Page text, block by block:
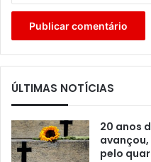
ÚLTIMAS NOTÍCIAS
20 anos
pelo